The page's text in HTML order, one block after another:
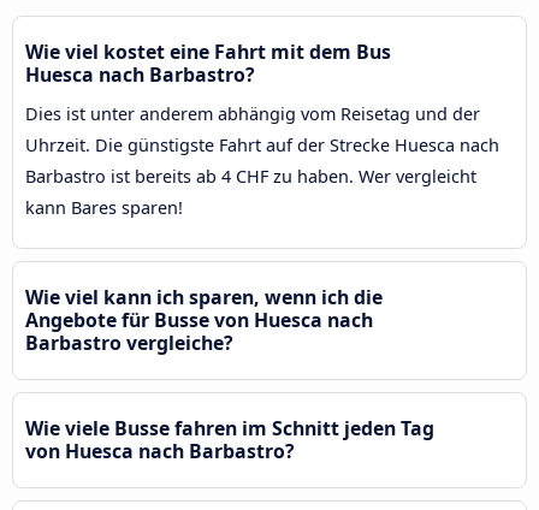
Wie viel kostet eine Fahrt mit dem Bus
Huesca nach Barbastro?
Dies ist unter anderem abhängig vom Reisetag und der
Uhrzeit. Die günstigste Fahrt auf der Strecke Huesca nach
Barbastro ist bereits ab 4 CHF zu haben. Wer vergleicht
kann Bares sparen!
Wie viel kann ich sparen, wenn ich die
Angebote für Busse von Huesca nach
Barbastro vergleiche?
Wie viele Busse fahren im Schnitt jeden Tag
von Huesca nach Barbastro?